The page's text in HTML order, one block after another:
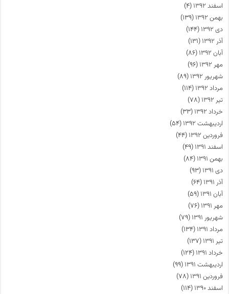
اسفند ۱۳۹۲
(۴)
بهمن ۱۳۹۲
(۱۳۹)
دی ۱۳۹۲
(۱۴۴)
آذر ۱۳۹۲
(۱۳۱)
آبان ۱۳۹۲
(۸۶)
مهر ۱۳۹۲
(۹۶)
شهریور ۱۳۹۲
(۸۹)
مرداد ۱۳۹۲
(۱۱۴)
تیر ۱۳۹۲
(۷۸)
خرداد ۱۳۹۲
(۳۳)
اردیبهشت ۱۳۹۲
(۵۴)
فروردین ۱۳۹۲
(۴۴)
اسفند ۱۳۹۱
(۴۹)
بهمن ۱۳۹۱
(۸۴)
دی ۱۳۹۱
(۹۳)
آذر ۱۳۹۱
(۶۴)
آبان ۱۳۹۱
(۵۹)
مهر ۱۳۹۱
(۷۶)
شهریور ۱۳۹۱
(۷۹)
مرداد ۱۳۹۱
(۱۳۴)
تیر ۱۳۹۱
(۱۳۷)
خرداد ۱۳۹۱
(۱۲۴)
اردیبهشت ۱۳۹۱
(۹۹)
فروردین ۱۳۹۱
(۷۸)
اسفند ۱۳۹۰
(۱۱۴)